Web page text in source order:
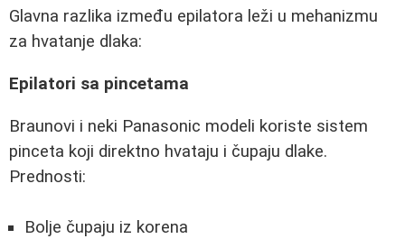
Glavna razlika između epilatora leži u mehanizmu
za hvatanje dlaka:
Epilatori sa pincetama
Braunovi i neki Panasonic modeli koriste sistem
pinceta koji direktno hvataju i čupaju dlake.
Prednosti:
Bolje čupaju iz korena